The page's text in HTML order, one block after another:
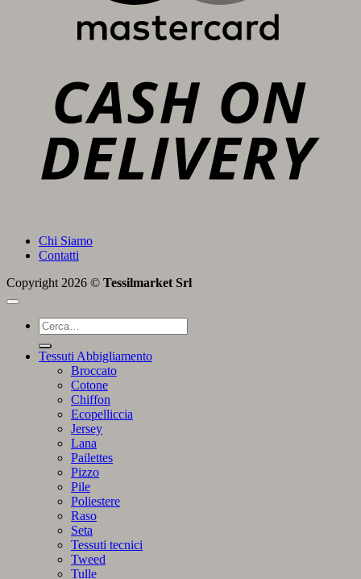
Chi Siamo
Contatti
Copyright 2026 © Tessilmarket Srl
Cerca:
Tessuti Abbigliamento
Broccato
Cotone
Chiffon
Ecopelliccia
Jersey
Lana
Pailettes
Pizzo
Pile
Poliestere
Raso
Seta
Tessuti tecnici
Tweed
Tulle